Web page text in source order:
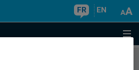
FR EN